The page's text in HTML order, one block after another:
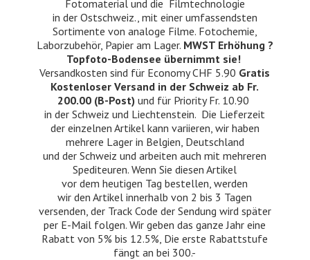
Fotomaterial und die Filmtechnologie
in der Ostschweiz., mit einer umfassendsten
Sortimente von analoge Filme. Fotochemie,
Laborzubehör, Papier am Lager. MWST Erhöhung ?
Topfoto-Bodensee übernimmt sie!
Versandkosten sind für Economy CHF 5.90 Gratis
Kostenloser Versand in der Schweiz ab Fr.
200.00 (B-Post) und für Priority Fr. 10.90
in der Schweiz und Liechtenstein. Die Lieferzeit
der einzelnen Artikel kann variieren, wir haben
mehrere Lager in Belgien, Deutschland
und der Schweiz und arbeiten auch mit mehreren
Spediteuren. Wenn Sie diesen Artikel
vor dem heutigen Tag bestellen, werden
wir den Artikel innerhalb von 2 bis 3 Tagen
versenden, der Track Code der Sendung wird später
per E-Mail folgen. Wir geben das ganze Jahr eine
Rabatt von 5% bis 12.5%, Die erste Rabattstufe
fängt an bei 300.-